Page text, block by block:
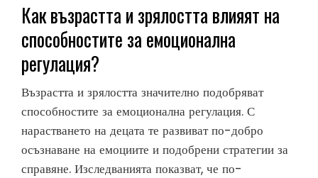
Как възрастта и зрялостта влияят на
способностите за емоционална
регулация?
Възрастта и зрялостта значително подобряват
способностите за емоционална регулация. С
нарастването на децата те развиват по-добро
осъзнаване на емоциите и подобрени стратегии за
справяне. Изследванията показват, че по-